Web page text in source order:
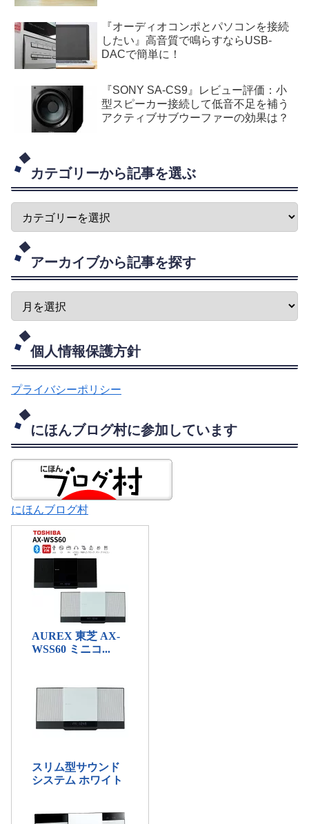
『オーディオコンポとパソコンを接続
したい』高音質で鳴らすならUSB-
DACで簡単に！
『SONY SA-CS9』レビュー評価：小
型スピーカー接続して低音不足を補う
アクティブサブウーファーの効果は？
カテゴリーから記事を選ぶ
アーカイブから記事を探す
個人情報保護方針
プライバシーポリシー
にほんブログ村に参加しています
にほんブログ村